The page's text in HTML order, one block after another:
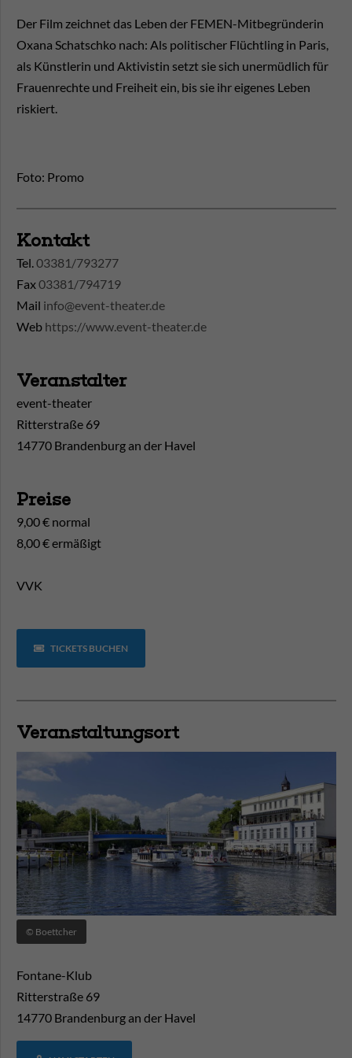
Der Film zeichnet das Leben der FEMEN-Mitbegründerin
Oxana Schatschko nach: Als politischer Flüchtling in Paris,
als Künstlerin und Aktivistin setzt sie sich unermüdlich für
Frauenrechte und Freiheit ein, bis sie ihr eigenes Leben
riskiert.
Foto: Promo
Kontakt
Tel.03381/793277
Fax03381/794719
Mail info@event-theater.de
Web https://www.event-theater.de
Veranstalter
event-theater
Ritterstraße 69
14770 Brandenburg an der Havel
Preise
9,00 € normal
8,00 € ermäßigt
VVK
TICKETS BUCHEN
Veranstaltungsort
© Boettcher
Fontane-Klub
Ritterstraße 69
14770 Brandenburg an der Havel